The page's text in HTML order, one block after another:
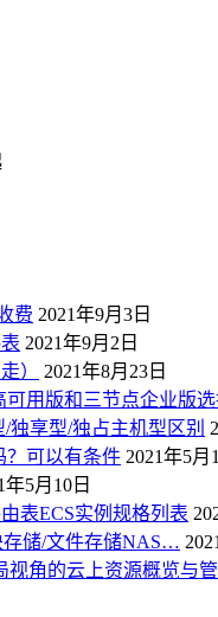
费 2021年9月3日
2021年9月2日
）
2021年8月23日
用版和三节点企业版
独享型/独占主机型区别
？可以有条件 2021年5月
年5月10日
表ECS实例规格列表
存储/文件存储NAS…
视角的云上资源概览与